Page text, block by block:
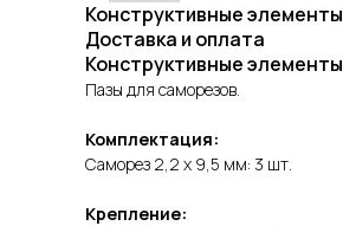
Конструктивные элементы
Доставка и оплата
Конструктивные элементы
Пазы для саморезов.
Комплектация:
Саморез 2,2 х 9,5 мм: 3 шт.
Крепление: